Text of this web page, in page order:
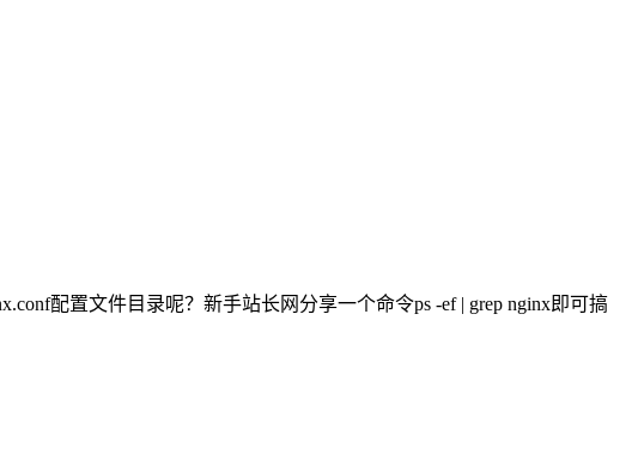
配置文件目录呢？新手站长网分享一个命令ps -ef | grep nginx即可搞